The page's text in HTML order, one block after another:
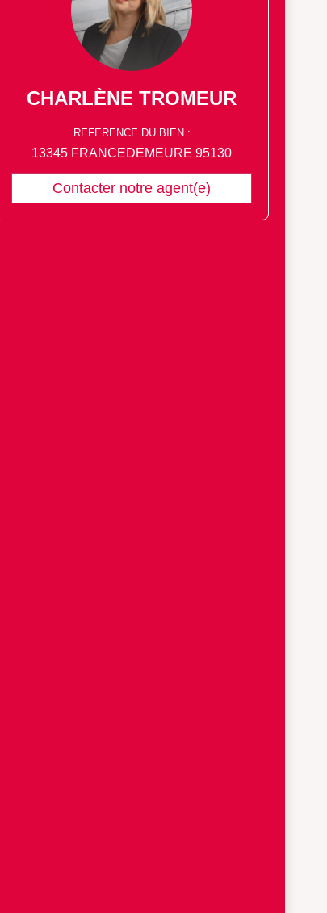
CHARLÈNE TROMEUR
REFERENCE DU BIEN :
13345 FRANCEDEMEURE 95130
Contacter notre agent(e)